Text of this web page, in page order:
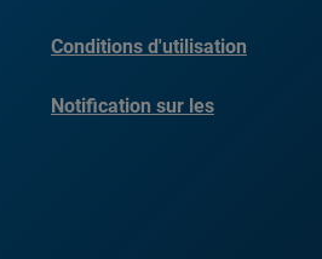
Conditions d'utilisation
Notification sur les